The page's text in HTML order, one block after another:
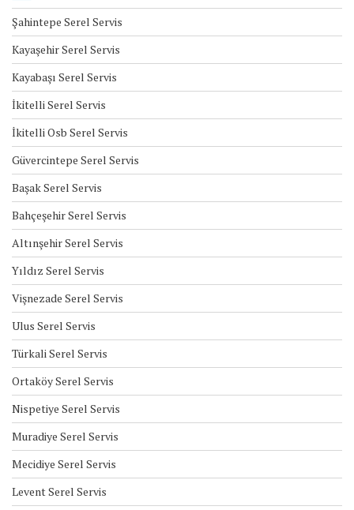
Şahintepe Serel Servis
Kayaşehir Serel Servis
Kayabaşı Serel Servis
İkitelli Serel Servis
İkitelli Osb Serel Servis
Güvercintepe Serel Servis
Başak Serel Servis
Bahçeşehir Serel Servis
Altınşehir Serel Servis
Yıldız Serel Servis
Vişnezade Serel Servis
Ulus Serel Servis
Türkali Serel Servis
Ortaköy Serel Servis
Nispetiye Serel Servis
Muradiye Serel Servis
Mecidiye Serel Servis
Levent Serel Servis